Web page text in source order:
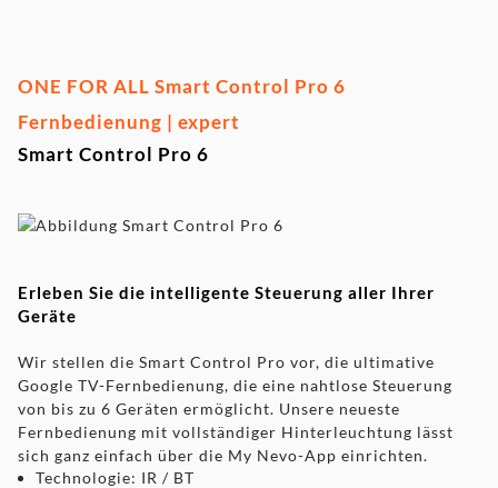
ONE FOR ALL Smart Control Pro 6
Fernbedienung | expert
Smart Control Pro 6
Erleben Sie die intelligente Steuerung aller Ihrer
Geräte
Wir stellen die Smart Control Pro vor, die ultimative
Google TV-Fernbedienung, die eine nahtlose Steuerung
von bis zu 6 Geräten ermöglicht. Unsere neueste
Fernbedienung mit vollständiger Hinterleuchtung lässt
sich ganz einfach über die My Nevo-App einrichten.
Technologie: IR / BT